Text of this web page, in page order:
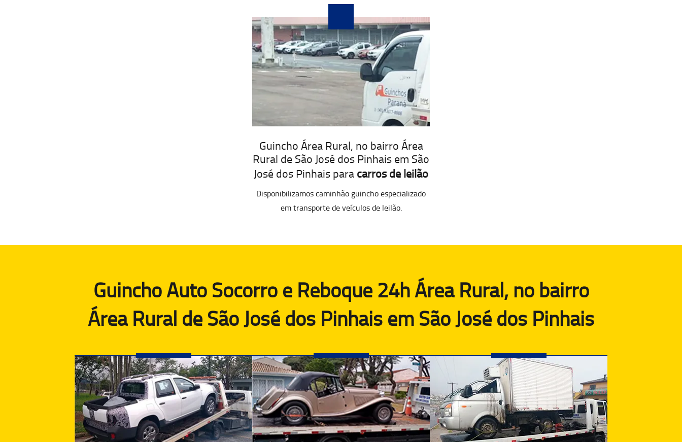
Guincho Área Rural, no bairro Área
Rural de São José dos Pinhais em São
José dos Pinhais paracarros de leilão
Disponibilizamos caminhão guincho especializado
em transporte de veículos de leilão.
Guincho Auto Socorro e Reboque 24h Área Rural, no bairro
Área Rural de São José dos Pinhais em São José dos Pinhais